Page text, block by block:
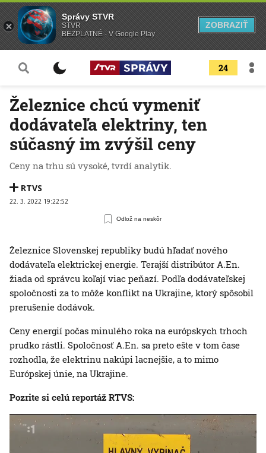
24
Železnice chcú vymeniť
dodávateľa elektriny, ten
súčasný im zvýšil ceny
Ceny na trhu sú vysoké, tvrdí analytik.
RTVS
22. 3. 2022 19:22:52
Odlož na neskôr
Železnice Slovenskej republiky budú hľadať nového
dodávateľa elektrickej energie. Terajší distribútor A.En.
žiada od správcu koľají viac peňazí. Podľa dodávateľskej
spoločnosti za to môže konflikt na Ukrajine, ktorý spôsobil
prerušenie dodávok.
Ceny energií počas minulého roka na európskych trhoch
prudko rástli. Spoločnosť A.En. sa preto ešte v tom čase
rozhodla, že elektrinu nakúpi lacnejšie, a to mimo
Európskej únie, na Ukrajine.
Pozrite si celú reportáž RTVS:
Správy STVR
STVR
BEZPLATNÉ - V Google Play
ZOBRAZIŤ